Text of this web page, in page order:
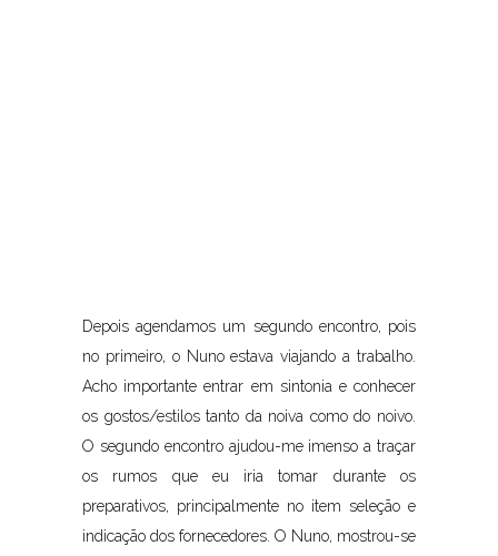
Depois agendamos um segundo encontro, pois
no primeiro, o Nuno estava viajando a trabalho.
Acho importante entrar em sintonia e conhecer
os gostos/estilos tanto da noiva como do noivo.
O segundo encontro ajudou-me imenso a traçar
os rumos que eu iria tomar durante os
preparativos, principalmente no item seleção e
indicação dos fornecedores. O Nuno, mostrou-se